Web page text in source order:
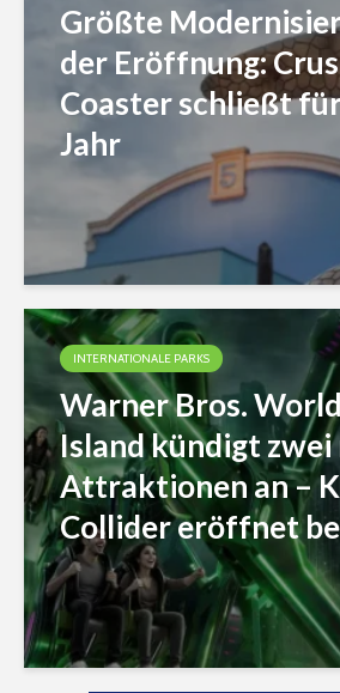
Größte
der Eröffnung:
Coaster schließt
Jahr
INTERNATIONALE PARKS
Warner Bros.
Island kündigt zwei
Attraktionen an –
Collider eröffnet